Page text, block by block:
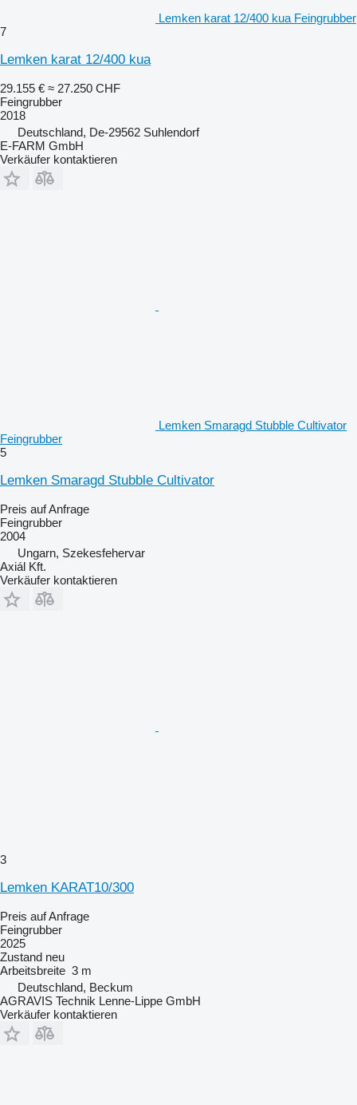
Lemken karat 12/400 kua Feingrubber
7
Lemken karat 12/400 kua
29.155 € ≈ 27.250 CHF
Feingrubber
2018
Deutschland, De-29562 Suhlendorf
E-FARM GmbH
Verkäufer kontaktieren
Lemken Smaragd Stubble Cultivator
Feingrubber
5
Lemken Smaragd Stubble Cultivator
Preis auf Anfrage
Feingrubber
2004
Ungarn, Szekesfehervar
Axiál Kft.
Verkäufer kontaktieren
3
Lemken KARAT10/300
Preis auf Anfrage
Feingrubber
2025
Zustand neu
Arbeitsbreite 3 m
Deutschland, Beckum
AGRAVIS Technik Lenne-Lippe GmbH
Verkäufer kontaktieren